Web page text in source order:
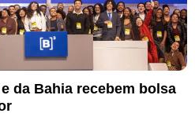
da Bahia recebem bolsa